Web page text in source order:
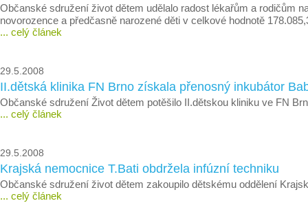
Občanské sdružení život dětem udělalo radost lékařům a rodičům
novorozence a předčasně narozené děti v celkové hodnotě
... celý článek
29.5.2008
II.dětská klinika FN Brno získala přenosný inkubátor
Občanské sdružení Život dětem potěšilo II.dětskou kliniku ve FN
... celý článek
29.5.2008
Krajská nemocnice T.Bati obdržela infúzní techniku
Občanské sdružení život dětem zakoupilo dětskému oddělení
... celý článek